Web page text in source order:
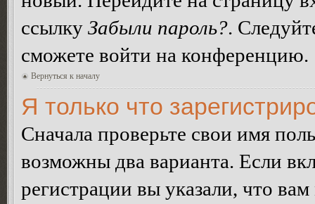
ссылку Забыли пароль?.
сможете войти на конференцию.
Вернуться к началу
Я только что
Сначала проверьте свои имя
возможны два варианта. Если
регистрации вы указали, что